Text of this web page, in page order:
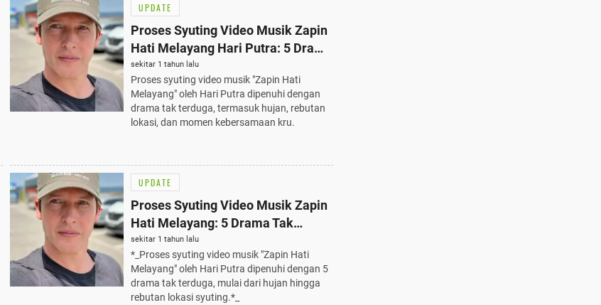
UPDATE
Proses Syuting Video Musik Zapin
Hati Melayang Hari Putra: 5 Drama
Tak Terduga yang Membuat MV
Lebih Berjiwa
sekitar 1 tahun lalu
Proses syuting video musik "Zapin Hati
Melayang" oleh Hari Putra dipenuhi dengan
drama tak terduga, termasuk hujan, rebutan
lokasi, dan momen kebersamaan kru.
UPDATE
Proses Syuting Video Musik Zapin
Hati Melayang: 5 Drama Tak
Terduga yang Menambah
Keindahan MV
sekitar 1 tahun lalu
*_Proses syuting video musik "Zapin Hati
Melayang" oleh Hari Putra dipenuhi dengan 5
drama tak terduga, mulai dari hujan hingga
rebutan lokasi syuting.*_